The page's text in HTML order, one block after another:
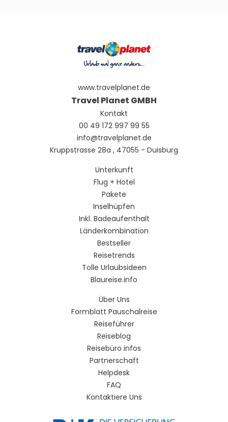
www.travelplanet.de
Travel Planet GMBH
Kontakt
00 49 172 997 99 55
info@travelplanet.de
Kruppstrasse 28a , 47055 - Duisburg
Unterkunft
Flug + Hotel
Pakete
Inselhüpfen
Inkl. Badeaufenthalt
Länderkombination
Bestseller
Reisetrends
Tolle Urlaubsideen
Blaureise.info
Über Uns
Formblatt Pauschalreise
Reiseführer
Reiseblog
Reisebüro infos
Partnerschaft
Helpdesk
FAQ
Kontaktiere Uns